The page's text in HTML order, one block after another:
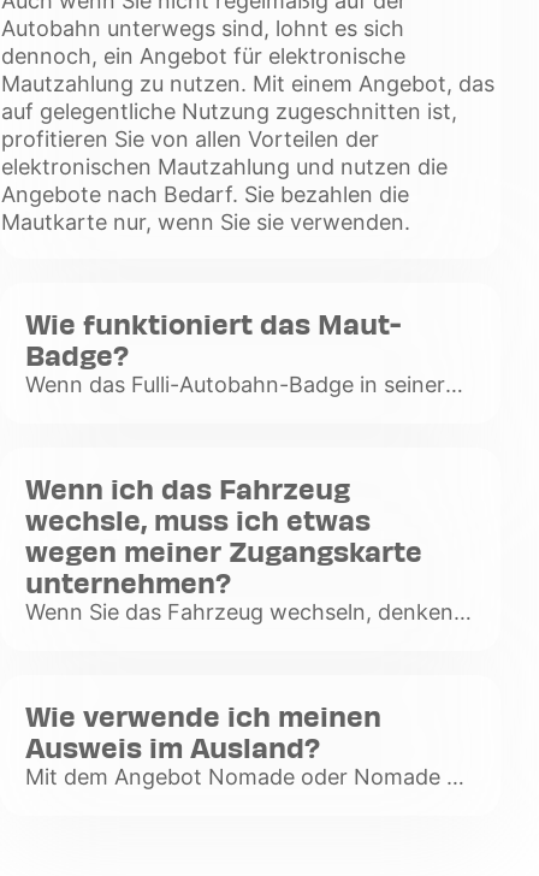
Mautzahlung zu nutzen. Mit einem
Voir
plus
Autobahn unterwegs sind, lohnt es sich
dennoch, ein Angebot für elektronische
Mautzahlung zu nutzen. Mit einem Angebot, das
auf gelegentliche Nutzung zugeschnitten ist,
profitieren Sie von allen Vorteilen der
elektronischen Mautzahlung und nutzen die
Angebote nach Bedarf. Sie bezahlen die
Mautkarte nur, wenn Sie sie verwenden.
Wie funktioniert das Maut-
Badge?
Wenn das Fulli-Autobahn-Badge in seiner
Voir
plus
Wenn ich das Fahrzeug
wechsle, muss ich etwas
wegen meiner Zugangskarte
unternehmen?
Wenn Sie das Fahrzeug wechseln, denken
Voir
plus
Wie verwende ich meinen
Ausweis im Ausland?
Mit dem Angebot Nomade oder Nomade +